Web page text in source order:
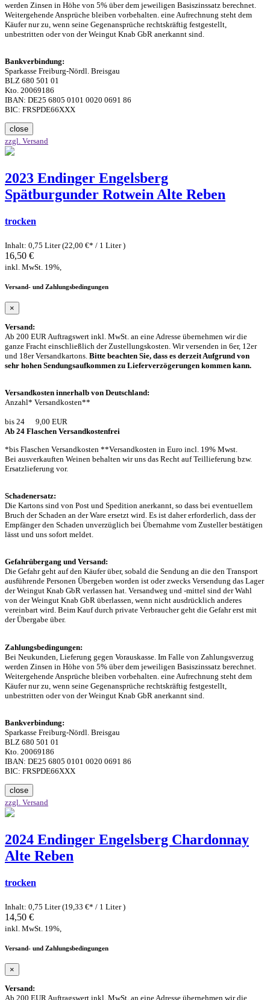
werden Zinsen in Höhe von 5% über dem jeweiligen Basiszinssatz berechnet.
Weitergehende Ansprüche bleiben vorbehalten. eine Aufrechnung steht dem
Käufer nur zu, wenn seine Gegenansprüche rechtskräftig festgestellt,
unbestritten oder von der Weingut Knab GbR anerkannt sind.
Bankverbindung:
Sparkasse Freiburg-Nördl. Breisgau
BLZ 680 501 01
Kto. 20069186
IBAN: DE25 6805 0101 0020 0691 86
BIC: FRSPDE66XXX
close
zzgl. Versand
2023 Endinger Engelsberg
Spätburgunder Rotwein Alte Reben
trocken
Inhalt: 0,75 Liter (22,00 €* / 1 Liter )
16,50 €
inkl. MwSt. 19%,
Versand- und Zahlungsbedingungen
×
Versand:
Ab 200 EUR Auftragswert inkl. MwSt. an eine Adresse übernehmen wir die
ganze Fracht einschließlich der Zustellungskosten. Wir versenden in 6er, 12er
und 18er Versandkartons. Bitte beachten Sie, dass es derzeit Aufgrund von
sehr hohen Sendungsaufkommen zu Lieferverzögerungen kommen kann.
Versandkosten innerhalb von Deutschland:
Anzahl* Versandkosten**
bis 24 9,00 EUR
Ab 24 Flaschen Versandkostenfrei
*bis Flaschen Versandkosten **Versandkosten in Euro incl. 19% Mwst.
Bei ausverkauften Weinen behalten wir uns das Recht auf Teillieferung bzw.
Ersatzlieferung vor.
Schadenersatz:
Die Kartons sind von Post und Spedition anerkannt, so dass bei eventuellem
Bruch der Schaden an der Ware ersetzt wird. Es ist daher erforderlich, dass der
Empfänger den Schaden unverzüglich bei Übernahme vom Zusteller bestätigen
lässt und uns sofort meldet.
Gefahrübergang und Versand:
Die Gefahr geht auf den Käufer über, sobald die Sendung an die den Transport
ausführende Personen Übergeben worden ist oder zwecks Versendung das Lager
der Weingut Knab GbR verlassen hat. Versandweg und -mittel sind der Wahl
von der Weingut Knab GbR überlassen, wenn nicht ausdrücklich anderes
vereinbart wird. Beim Kauf durch private Verbraucher geht die Gefahr erst mit
der Übergabe über.
Zahlungsbedingungen:
Bei Neukunden, Lieferung gegen Vorauskasse. Im Falle von Zahlungsverzug
werden Zinsen in Höhe von 5% über dem jeweiligen Basiszinssatz berechnet.
Weitergehende Ansprüche bleiben vorbehalten. eine Aufrechnung steht dem
Käufer nur zu, wenn seine Gegenansprüche rechtskräftig festgestellt,
unbestritten oder von der Weingut Knab GbR anerkannt sind.
Bankverbindung:
Sparkasse Freiburg-Nördl. Breisgau
BLZ 680 501 01
Kto. 20069186
IBAN: DE25 6805 0101 0020 0691 86
BIC: FRSPDE66XXX
close
zzgl. Versand
2024 Endinger Engelsberg Chardonnay
Alte Reben
trocken
Inhalt: 0,75 Liter (19,33 €* / 1 Liter )
14,50 €
inkl. MwSt. 19%,
Versand- und Zahlungsbedingungen
×
Versand:
Ab 200 EUR Auftragswert inkl. MwSt. an eine Adresse übernehmen wir die